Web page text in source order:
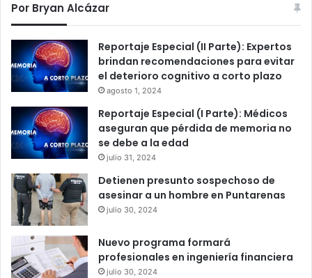
Por Bryan Alcázar
Reportaje Especial (II Parte): Expertos
brindan recomendaciones para evitar
el deterioro cognitivo a corto plazo
agosto 1, 2024
Reportaje Especial (I Parte): Médicos
aseguran que pérdida de memoria no
se debe a la edad
julio 31, 2024
Detienen presunto sospechoso de
asesinar a un hombre en Puntarenas
julio 30, 2024
Nuevo programa formará
profesionales en ingeniería financiera
julio 30, 2024